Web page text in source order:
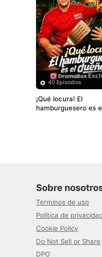
40 Episodios
¡Qué locura! El
hamburguesero es
Sobre
Terminos de uso
Política de privacidad
Cookie Policy
Do Not Sell or Share
DPO